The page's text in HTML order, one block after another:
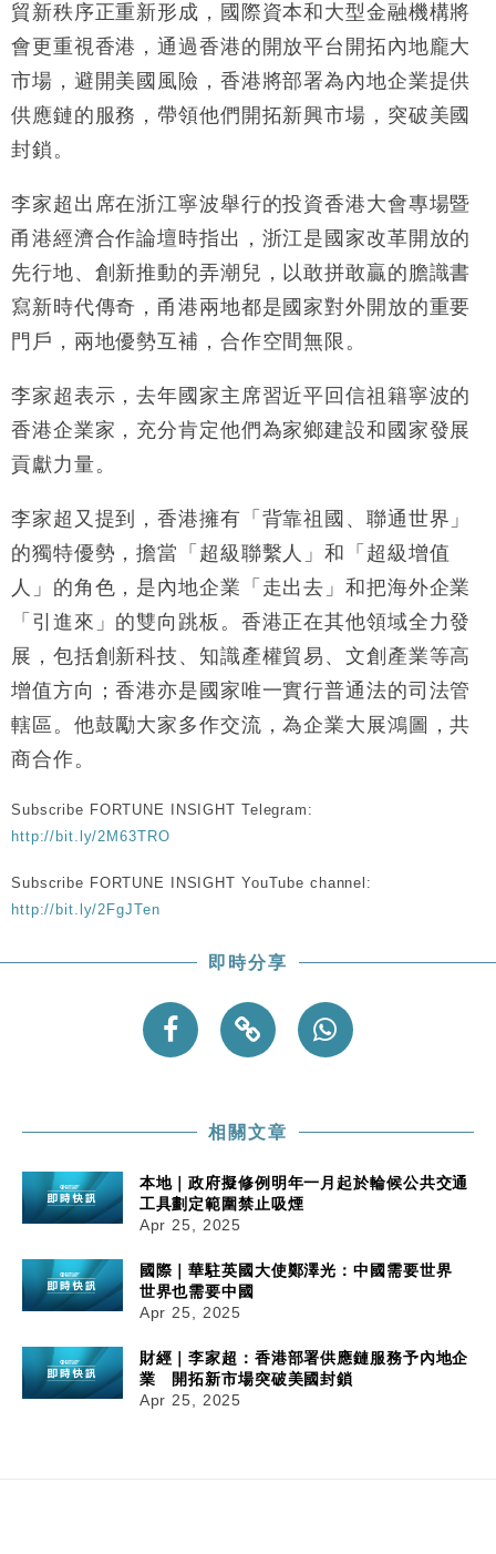
14:50
地產｜大酒店中期轉賺2300萬元 斥21億翻新香港及
東京半島
13:12
國際｜特朗普赴洛杉磯高球場活動前 男子攜槍彈被捕
12:30
財經｜香港7月PMI回落至51 企業擴張放慢兼縮減人
Google晶片
10:57
財經｜美商務部擬擴大金屬關稅範圍 14類產品或加徵
25%
18:15
本地｜新世界K11 9月升級會員制度 增鉑金卡級別鎖
定高消費客群
17:40
財經｜本港6月零售額連升14個月 珠寶鐘錶銷售升勢
16:33
財經｜滙控重啟最多10億美元回購 派息比率目標維持
50%
貿新秩序正重新形成，國際資本和大型金融機構將
會更重視香港，通過香港的開放平台開拓內地龐大
市場，避開美國風險，香港將部署為內地企業提供
供應鏈的服務，帶領他們開拓新興市場，突破美國
封鎖。
李家超出席在浙江寧波舉行的投資香港大會專場暨
甬港經濟合作論壇時指出，浙江是國家改革開放的
先行地、創新推動的弄潮兒，以敢拼敢贏的膽識書
寫新時代傳奇，甬港兩地都是國家對外開放的重要
門戶，兩地優勢互補，合作空間無限。
李家超表示，去年國家主席習近平回信祖籍寧波的
香港企業家，充分肯定他們為家鄉建設和國家發展
貢獻力量。
李家超又提到，香港擁有「背靠祖國、聯通世界」
的獨特優勢，擔當「超級聯繫人」和「超級增值
人」的角色，是內地企業「走出去」和把海外企業
「引進來」的雙向跳板。香港正在其他領域全力發
展，包括創新科技、知識產權貿易、文創產業等高
增值方向；香港亦是國家唯一實行普通法的司法管
轄區。他鼓勵大家多作交流，為企業大展鴻圖，共
商合作。
Subscribe FORTUNE INSIGHT Telegram:
http://bit.ly/2M63TRO
Subscribe FORTUNE INSIGHT YouTube channel:
http://bit.ly/2FgJTen
即時分享
相關文章
本地｜政府擬修例明年一月起於輪候公共交通
工具劃定範圍禁止吸煙
Apr 25, 2025
國際｜華駐英國大使鄭澤光：中國需要世界
世界也需要中國
Apr 25, 2025
財經｜李家超：香港部署供應鏈服務予內地企
業 開拓新市場突破美國封鎖
Apr 25, 2025